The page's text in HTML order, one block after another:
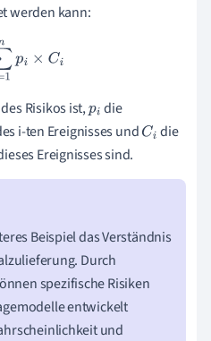
werden kann:
1np × C
Risikos ist,pi die
i-ten Ereignisses undCi die
Ereignisses sind.
Beispiel das Verständnis
Durch
spezifische Risiken
entwickelt
und